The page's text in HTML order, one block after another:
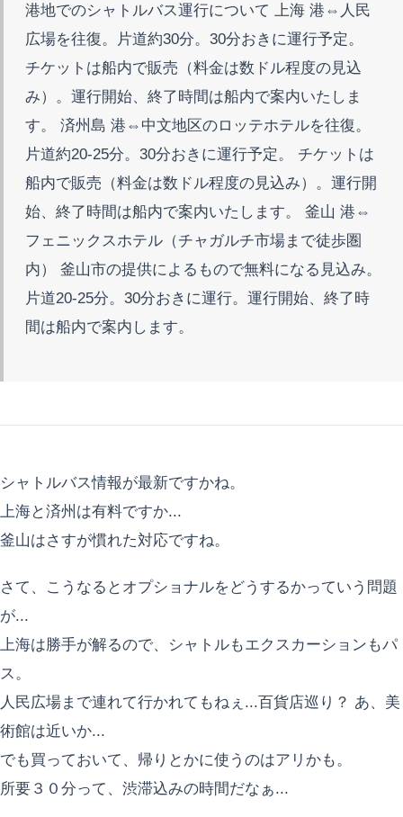
港地でのシャトルバス運行について 上海 港⇔人民
広場を往復。片道約30分。30分おきに運行予定。
チケットは船内で販売（料金は数ドル程度の見込
み）。運行開始、終了時間は船内で案内いたしま
す。 済州島 港⇔中文地区のロッテホテルを往復。
片道約20-25分。30分おきに運行予定。 チケットは
船内で販売（料金は数ドル程度の見込み）。運行開
始、終了時間は船内で案内いたします。 釜山 港⇔
フェニックスホテル（チャガルチ市場まで徒歩圏
内） 釜山市の提供によるもので無料になる見込み。
片道20-25分。30分おきに運行。運行開始、終了時
間は船内で案内します。
シャトルバス情報が最新ですかね。
上海と済州は有料ですか...
釜山はさすが慣れた対応ですね。
さて、こうなるとオプショナルをどうするかっていう問題
が...
上海は勝手が解るので、シャトルもエクスカーションもパ
ス。
人民広場まで連れて行かれてもねぇ...百貨店巡り？ あ、美
術館は近いか...
でも買っておいて、帰りとかに使うのはアリかも。
所要３０分って、渋滞込みの時間だなぁ...